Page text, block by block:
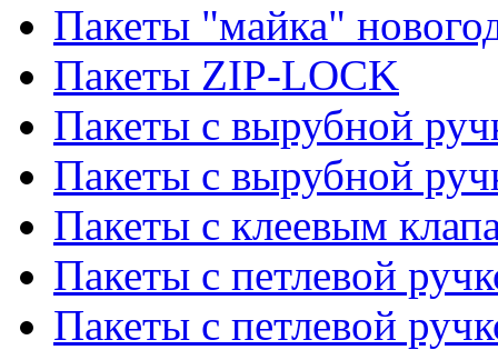
Пакеты "майка"
Пакеты ZIP-LOCK
Пакеты с вырубной
Пакеты с вырубной
Пакеты с клеевым
Пакеты с петлевой
Пакеты с петлевой